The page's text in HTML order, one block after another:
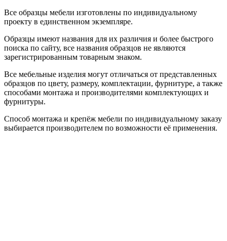
Все образцы мебели изготовлены по индивидуальному
проекту в единственном экземпляре.
Образцы имеют названия для их различия и более быстрого
поиска по сайту, все названия образцов не являются
зарегистрированным товарным знаком.
Все мебельные изделия могут отличаться от представленных
образцов по цвету, размеру, комплектации, фурнитуре, а также
способами монтажа и производителями комплектующих и
фурнитуры.
Способ монтажа и крепёж мебели по индивидуальному заказу
выбирается производителем по возможности её применения.